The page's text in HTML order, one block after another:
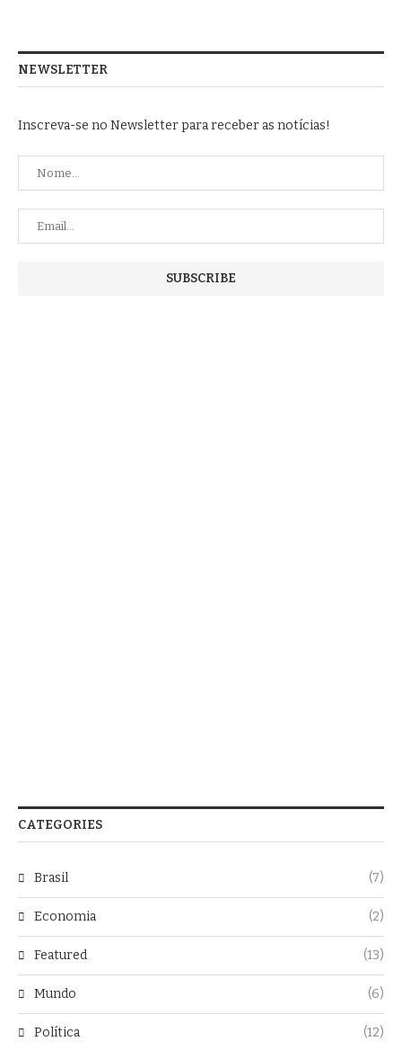
NEWSLETTER
Inscreva-se no Newsletter para receber as notícias!
CATEGORIES
Brasil (7)
Economia (2)
Featured (13)
Mundo (6)
Política (12)